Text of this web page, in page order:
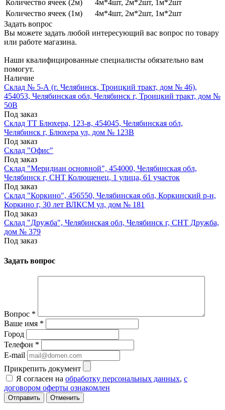
Количество ячеек (2м)
4м*4шт, 2м*2шт, 1м*2шт
Количество ячеек (1м)
4м*4шт, 2м*2шт, 1м*2шт
Задать вопрос
Вы можете задать любой интересующий вас вопрос по товару
или работе магазина.
Наши квалифицированные специалисты обязательно вам
помогут.
Наличие
Склад № 5-А (г. Челябинск, Троицкий тракт, дом № 46),
454053, Челябинская обл, Челябинск г, Троицкий тракт, дом №
50В
Под заказ
Склад ТТ Блюхера, 123-в, 454045, Челябинская обл,
Челябинск г, Блюхера ул, дом № 123В
Под заказ
Склад "Офис"
Под заказ
Склад "Меридиан основной", 454000, Челябинская обл,
Челябинск г, СНТ Колющенец, 1 улица, 61 участок
Под заказ
Склад "Коркино", 456550, Челябинская обл, Коркинский р-н,
Коркино г, 30 лет ВЛКСМ ул, дом № 181
Под заказ
Склад "Дружба", Челябинская обл, Челябинск г, СНТ Дружба,
дом № 379
Под заказ
Задать вопрос
Вопрос *
Ваше имя *
Город
Телефон *
E-mail
Прикрепить документ
Я согласен на обработку персональных данных, с
договором оферты ознакомлен
Отменить